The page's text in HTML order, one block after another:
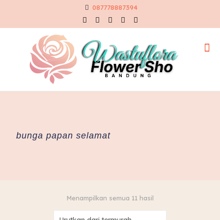
087778887394
bunga papan selamat
Menampilkan semua 11 hasil